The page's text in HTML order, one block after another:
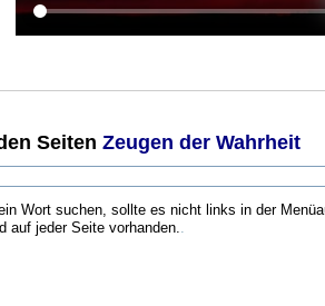
Seiten Zeugen der Wahrheit
Wort suchen, sollte es nicht links in der
auf jeder Seite vorhanden.